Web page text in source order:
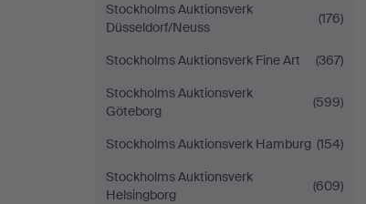
Stockholms Auktionsverk
Düsseldorf/Neuss
(176)
Stockholms Auktionsverk Fine Art
(367)
Stockholms Auktionsverk
Göteborg
(599)
Stockholms Auktionsverk Hamburg (154)
Stockholms Auktionsverk
Helsingborg
(609)